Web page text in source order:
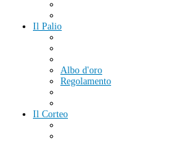
Il Palio
Albo d'oro
Regolamento
Il Corteo